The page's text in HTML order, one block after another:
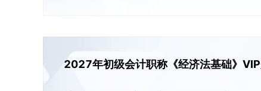
2027年初级会计职称《经济法基础》